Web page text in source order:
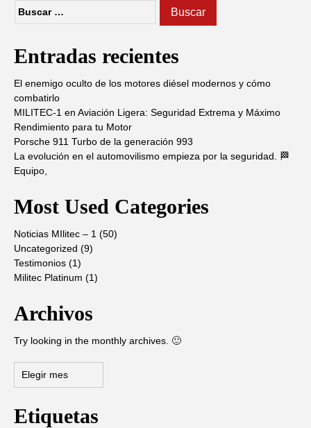
Entradas recientes
El enemigo oculto de los motores diésel modernos y cómo
combatirlo
MILITEC-1 en Aviación Ligera: Seguridad Extrema y Máximo
Rendimiento para tu Motor
Porsche 911 Turbo de la generación 993
La evolución en el automovilismo empieza por la seguridad. 🏁
Equipo,
Most Used Categories
Noticias MIlitec – 1 (50)
Uncategorized (9)
Testimonios (1)
Militec Platinum (1)
Archivos
Try looking in the monthly archives. 🙂
Etiquetas